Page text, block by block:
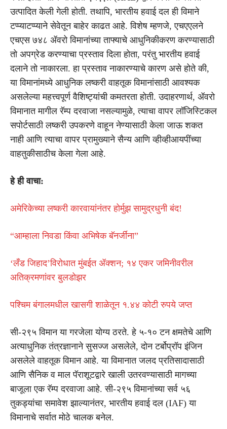
उत्पादित केली गेली होती. तथापि, भारतीय हवाई दल ही विमाने
टप्प्याटप्प्याने सेवेतून बाहेर काढत आहे. विशेष म्हणजे, एचएएलने
एचएस ७४८ ॲवरो विमानांच्या ताफ्याचे आधुनिकीकरण करण्यासाठी
तो अपग्रेड करण्याचा प्रस्ताव दिला होता, परंतु भारतीय हवाई
दलाने तो नाकारला. हा प्रस्ताव नाकारण्याचे कारण असे होते की,
या विमानांमध्ये आधुनिक लष्करी वाहतूक विमानांसाठी आवश्यक
असलेल्या महत्त्वपूर्ण वैशिष्ट्यांची कमतरता होती. उदाहरणार्थ, ॲवरो
विमानात मागील रॅम्प दरवाजा नसल्यामुळे, त्याचा वापर लॉजिस्टिकल
सपोर्टसाठी लष्करी उपकरणे वाहून नेण्यासाठी केला जाऊ शकत
नाही आणि त्याचा वापर प्रामुख्याने सैन्य आणि व्हीव्हीआयपींच्या
वाहतुकीसाठीच केला गेला आहे.
हे ही वाचा:
अमेरिकेच्या लष्करी कारवायांनंतर होर्मुझ सामुद्रधुनी बंद!
“आम्हाला निवडा किंवा अभिषेक बॅनर्जींना”
‘लँड जिहाद’विरोधात मुंबईत ॲक्शन; १४ एकर जमिनीवरील
अतिक्रमणांवर बुलडोझर
पश्चिम बंगालमधील खासगी शाळेतून १.४४ कोटी रुपये जप्त
सी-२९५ विमान या गरजेला योग्य ठरते. हे ५-१० टन क्षमतेचे आणि
अत्याधुनिक तंत्रज्ञानाने सुसज्ज असलेले, दोन टर्बोप्रॉप इंजिन
असलेले वाहतूक विमान आहे. या विमानात जलद प्रतिसादासाठी
आणि सैनिक व माल पॅराशूटद्वारे खाली उतरवण्यासाठी मागच्या
बाजूला एक रॅम्प दरवाजा आहे. सी-२९५ विमानांच्या सर्व ५६
तुकड्यांचा समावेश झाल्यानंतर, भारतीय हवाई दल (IAF) या
विमानाचे सर्वात मोठे चालक बनेल.